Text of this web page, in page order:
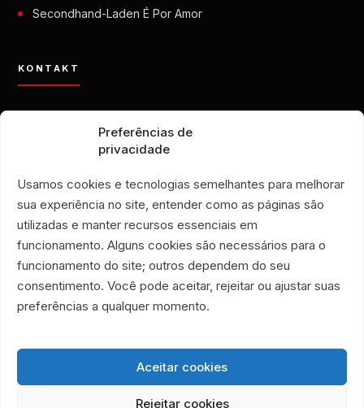
Preferências de
privacidade
Usamos cookies e tecnologias semelhantes para melhorar
sua experiência no site, entender como as páginas são
utilizadas e manter recursos essenciais em
funcionamento. Alguns cookies são necessários para o
funcionamento do site; outros dependem do seu
consentimento. Você pode aceitar, rejeitar ou ajustar suas
preferências a qualquer momento.
Aceitar cookies
Rejeitar cookies
Secondhand-Laden É Por Amor
KONTAKT
+55 21 99028-9090
ONG É POR AMOR
Manguinhos • Rio de Janeiro, Brasilien
SECONDHAND-LADEN É POR AMOR
Geschäfte 719 und 720
Copacabana • Rio de Janeiro, Brasilien